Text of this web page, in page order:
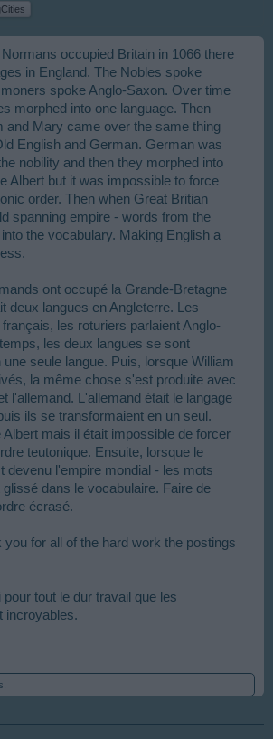
occupied Britain in 1066 there
in England. The Nobles spoke
spoke Anglo-Saxon. Over time
morphed into one language. Then
and Mary came over the same thing
English and German. German was
nobility and then they morphed into
Albert but it was impossible to force
order. Then when Great Britian
spanning empire - words from the
the vocabulary. Making English a
ont occupé la Grande-Bretagne
deux langues en Angleterre. Les
les roturiers parlaient Anglo-
les deux langues se sont
seule langue. Puis, lorsque William
la même chose s'est produite avec
l'allemand. L'allemand était le langage
ils se transformaient en un seul.
Albert mais il était impossible de forcer
teutonique. Ensuite, lorsque le
devenu l'empire mondial - les mots
dans le vocabulaire. Faire de
écrasé.
you for all of the hard work the postings
tout le dur travail que les
incroyables.